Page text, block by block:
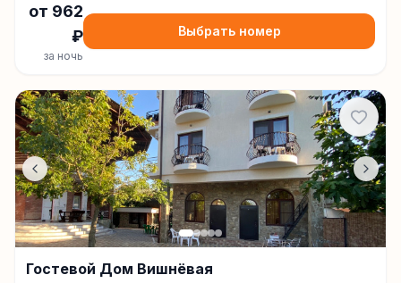
от 962
₽
за ночь
Выбрать номер
Гостевой Дом Вишнёвая